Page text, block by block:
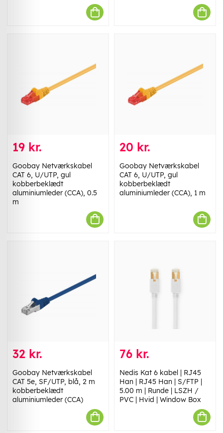
19 kr.
Goobay Netværkskabel
CAT 6, U/UTP, gul
kobberbeklædt
aluminiumleder (CCA), 0.5
m
20 kr.
Goobay Netværkskabel
CAT 6, U/UTP, gul
kobberbeklædt
aluminiumleder (CCA), 1 m
32 kr.
Goobay Netværkskabel
CAT 5e, SF/UTP, blå, 2 m
kobberbeklædt
aluminiumleder (CCA)
76 kr.
Nedis Kat 6 kabel | RJ45
Han | RJ45 Han | S/FTP |
5.00 m | Runde | LSZH /
PVC | Hvid | Window Box